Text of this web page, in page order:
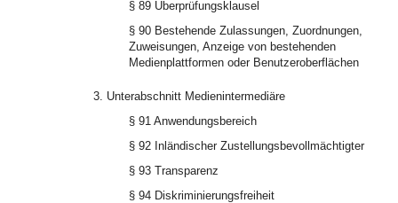
§ 89 Überprüfungsklausel
§ 90 Bestehende Zulassungen, Zuordnungen,
Zuweisungen, Anzeige von bestehenden
Medienplattformen oder Benutzeroberflächen
3. Unterabschnitt Medienintermediäre
§ 91 Anwendungsbereich
§ 92 Inländischer Zustellungsbevollmächtigter
§ 93 Transparenz
§ 94 Diskriminierungsfreiheit